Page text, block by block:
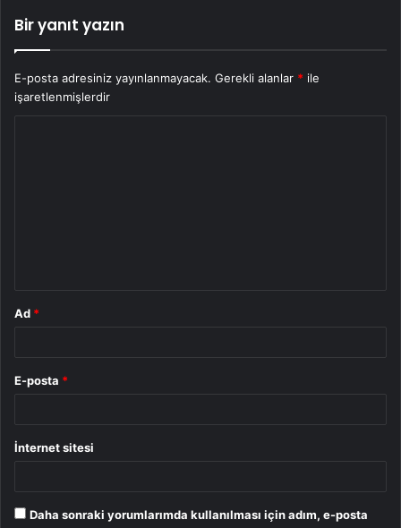
Bir yanıt yazın
E-posta adresiniz yayınlanmayacak. Gerekli alanlar * ile
işaretlenmişlerdir
Ad *
E-posta *
İnternet sitesi
Daha sonraki yorumlarımda kullanılması için adım, e-posta